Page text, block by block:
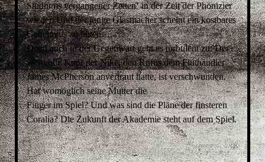
Studiums vergangener Zeiten‘ in der Zeit der Phönizier
wieder. Und der junge Glasmacher scheint ein kostbares
Geheimnis zu hüten …
Doch auch in der Gegenwart geht es turbulent zu: Der
wertvolle Kopf der Nike, den Rufus dem Fluthändler
James McPherson anvertraut hatte, ist verschwunden.
Hat womöglich seine Mutter die
Finger im Spiel? Und was sind die Pläne der finsteren
Coralia? Die Zukunft der Akademie steht auf dem Spiel.